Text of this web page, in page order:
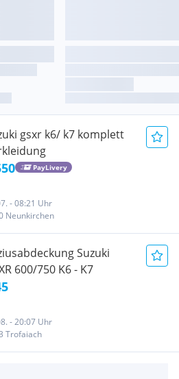
gsxr k6/ k7 komplett
PayLivery
- 08:21 Uhr
Neunkirchen
Suzuki
600/750 K6 - K7
- 20:07 Uhr
Trofaiach